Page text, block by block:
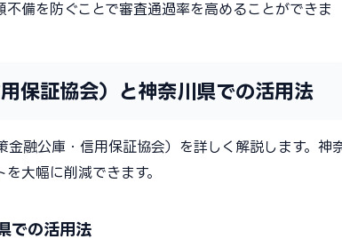
備を防ぐことで審査通過率を高めることができま
保証協会）と神奈川県での活用法
融公庫・信用保証協会）を詳しく解説します。神
大幅に削減できます。
での活用法